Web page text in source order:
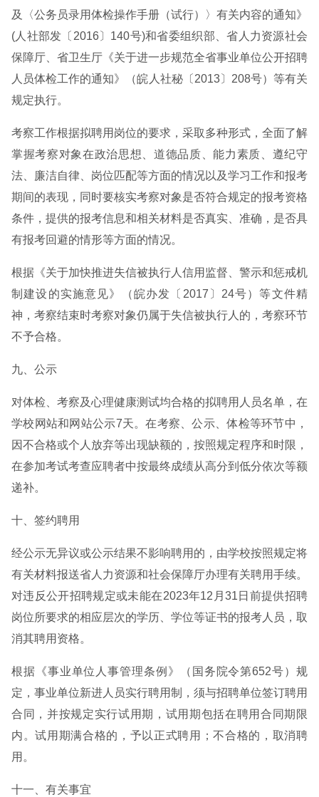
及〈公务员录用体检操作手册（试行）〉有关内容的通知》
(人社部发〔2016〕140号)和省委组织部、省人力资源社会
保障厅、省卫生厅《关于进一步规范全省事业单位公开招聘
人员体检工作的通知》（皖人社秘〔2013〕208号）等有关
规定执行。
考察工作根据拟聘用岗位的要求，采取多种形式，全面了解
掌握考察对象在政治思想、道德品质、能力素质、遵纪守
法、廉洁自律、岗位匹配等方面的情况以及学习工作和报考
期间的表现，同时要核实考察对象是否符合规定的报考资格
条件，提供的报考信息和相关材料是否真实、准确，是否具
有报考回避的情形等方面的情况。
根据《关于加快推进失信被执行人信用监督、警示和惩戒机
制建设的实施意见》（皖办发〔2017〕24号）等文件精
神，考察结束时考察对象仍属于失信被执行人的，考察环节
不予合格。
九、公示
对体检、考察及心理健康测试均合格的拟聘用人员名单，在
学校网站和网站公示7天。在考察、公示、体检等环节中，
因不合格或个人放弃等出现缺额的，按照规定程序和时限，
在参加考试考查应聘者中按最终成绩从高分到低分依次等额
递补。
十、签约聘用
经公示无异议或公示结果不影响聘用的，由学校按照规定将
有关材料报送省人力资源和社会保障厅办理有关聘用手续。
对违反公开招聘规定或未能在2023年12月31日前提供招聘
岗位所要求的相应层次的学历、学位等证书的报考人员，取
消其聘用资格。
根据《事业单位人事管理条例》（国务院令第652号）规
定，事业单位新进人员实行聘用制，须与招聘单位签订聘用
合同，并按规定实行试用期，试用期包括在聘用合同期限
内。试用期满合格的，予以正式聘用；不合格的，取消聘
用。
十一、有关事宜